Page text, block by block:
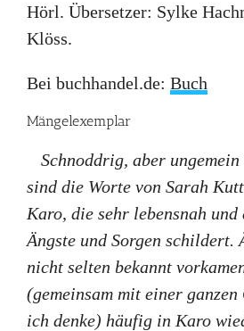
Hörl. Übersetzer: Sylke
Klöss.
Bei buchhandel.de: Buch
Mängelexemplar
Schnoddrig, aber
sind die Worte von Sarah
Karo, die sehr lebensnah
Ängste und Sorgen schildert.
nicht selten bekannt
(gemeinsam mit einer
ich denke) häufig in Karo